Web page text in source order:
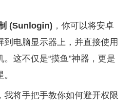
(Sunlogin) ，你可以将安卓
到电脑显示器上，并直接使用
这不仅是“摸鱼”神器，更是
我将手把手教你如何避开权限